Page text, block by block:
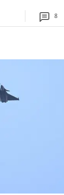
8